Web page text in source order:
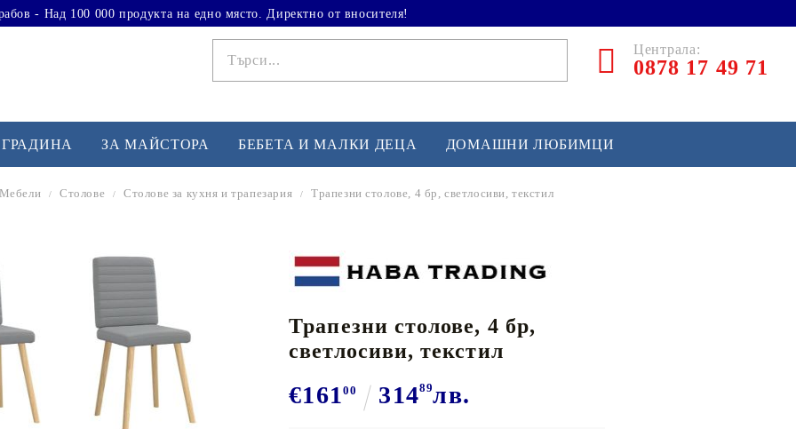
- Над 100 000 продукта на едно място. Директно от вносителя!
Централа:
0878 17 49 71
Вдигане на тежести
Йога и пилатес
Лежанки за упражнения
Тренажори за баланс
Подложки за фитнес уреди
Баскетбол
Бейзбол и софтбол
Хокей и лакрос
Основно спортно оборудване
ЗА МАЙСТОРА БЕБЕТА И МАЛКИ ДЕЦА ДОМАШНИ ЛЮБИМЦИ
Столове Столове за кухня и трапезария Трапезни столове, 4 бр, светлосиви, текстил
Трапезни столове, 4 бр,
светлосиви, текстил
€16100 31489лв.